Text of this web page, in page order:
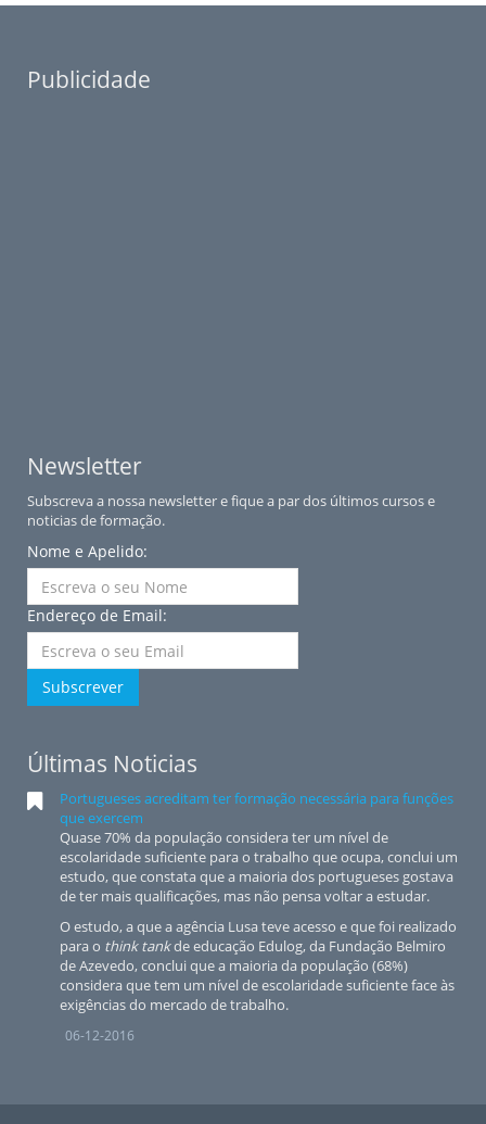
Publicidade
Newsletter
Subscreva a nossa newsletter e fique a par dos últimos cursos e
noticias de formação.
Nome e Apelido:
Endereço de Email:
Subscrever
Últimas Noticias
Portugueses acreditam ter formação necessária para funções
que exercem
Quase 70% da população considera ter um nível de
escolaridade suficiente para o trabalho que ocupa, conclui um
estudo, que constata que a maioria dos portugueses gostava
de ter mais qualificações, mas não pensa voltar a estudar.
O estudo, a que a agência Lusa teve acesso e que foi realizado
para o think tankde educação Edulog, da Fundação Belmiro
de Azevedo, conclui que a maioria da população (68%)
considera que tem um nível de escolaridade suficiente face às
exigências do mercado de trabalho.
06-12-2016